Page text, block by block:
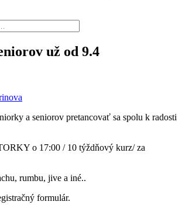
už od 9.4
a seniorov pretancovať sa spolu k radosti
o 17:00 / 10 týždňový kurz/ za
rumbu, jive a iné..
formulár.